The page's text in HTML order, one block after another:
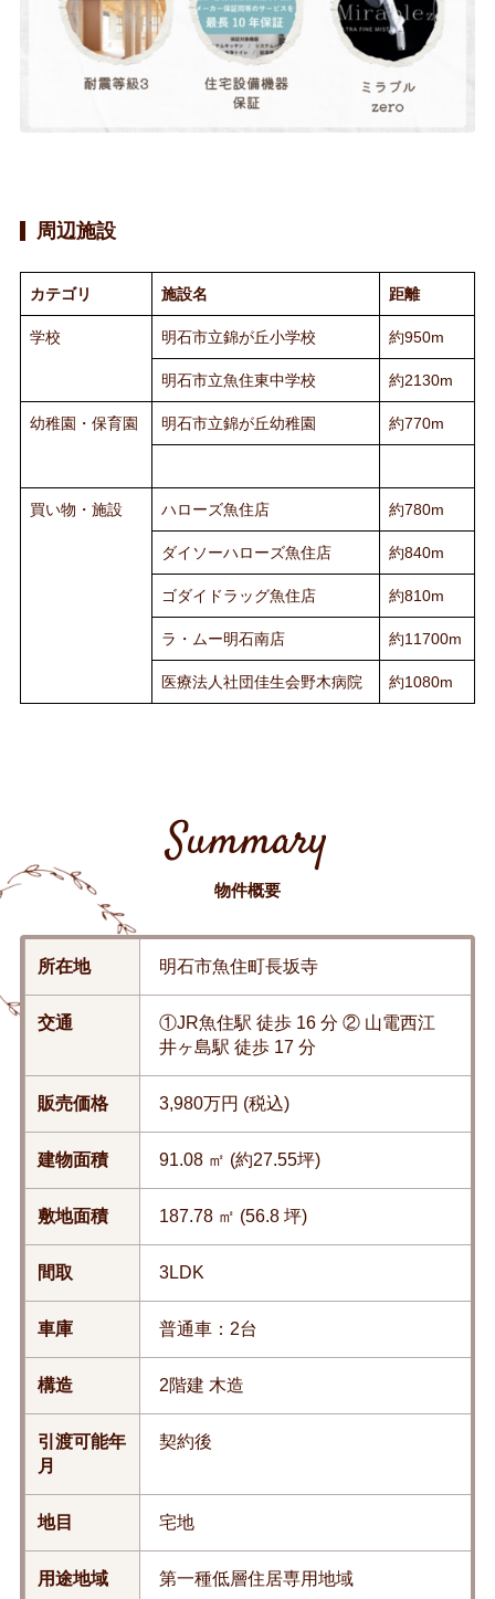
周辺施設
カテゴリ 施設名 距離
学校 明石市立錦が丘小学校 約950m
明石市立魚住東中学校 約2130m
幼稚園・保育園 明石市立錦が丘幼稚園 約770m
買い物・施設 ハローズ魚住店 約780m
ダイソーハローズ魚住店 約840m
ゴダイドラッグ魚住店 約810m
ラ・ムー明石南店 約11700m
医療法人社団佳生会野木病院 約1080m
Summary
物件概要
所在地 明石市魚住町長坂寺
交通
①JR魚住駅 徒歩 16 分 ② 山電西江
井ヶ島駅 徒歩 17 分
販売価格 3,980万円 (税込)
建物面積 91.08 ㎡ (約27.55坪)
敷地面積 187.78 ㎡ (56.8 坪)
間取 3LDK
車庫 普通車：2台
構造 2階建 木造
引渡可能年
月
契約後
地目 宅地
用途地域 第一種低層住居専用地域